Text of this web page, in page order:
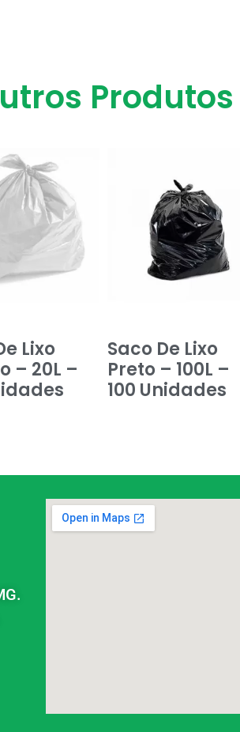
Produtos
Lixo
– 20L –
Saco De Lixo
Preto – 100L –
100 Unidades